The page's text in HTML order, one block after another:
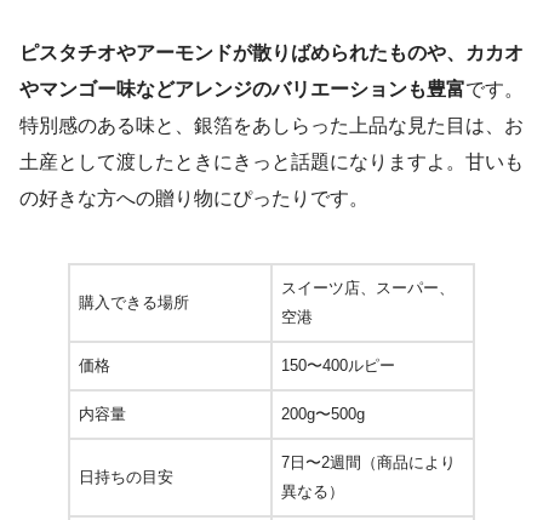
ピスタチオやアーモンドが散りばめられたものや、カカオ
やマンゴー味などアレンジのバリエーションも豊富です。
特別感のある味と、銀箔をあしらった上品な見た目は、お
土産として渡したときにきっと話題になりますよ。甘いも
の好きな方への贈り物にぴったりです。
購入できる場所
スイーツ店、スーパー、
空港
価格 150〜400ルピー
内容量 200g〜500g
日持ちの目安
7日〜2週間（商品により
異なる）